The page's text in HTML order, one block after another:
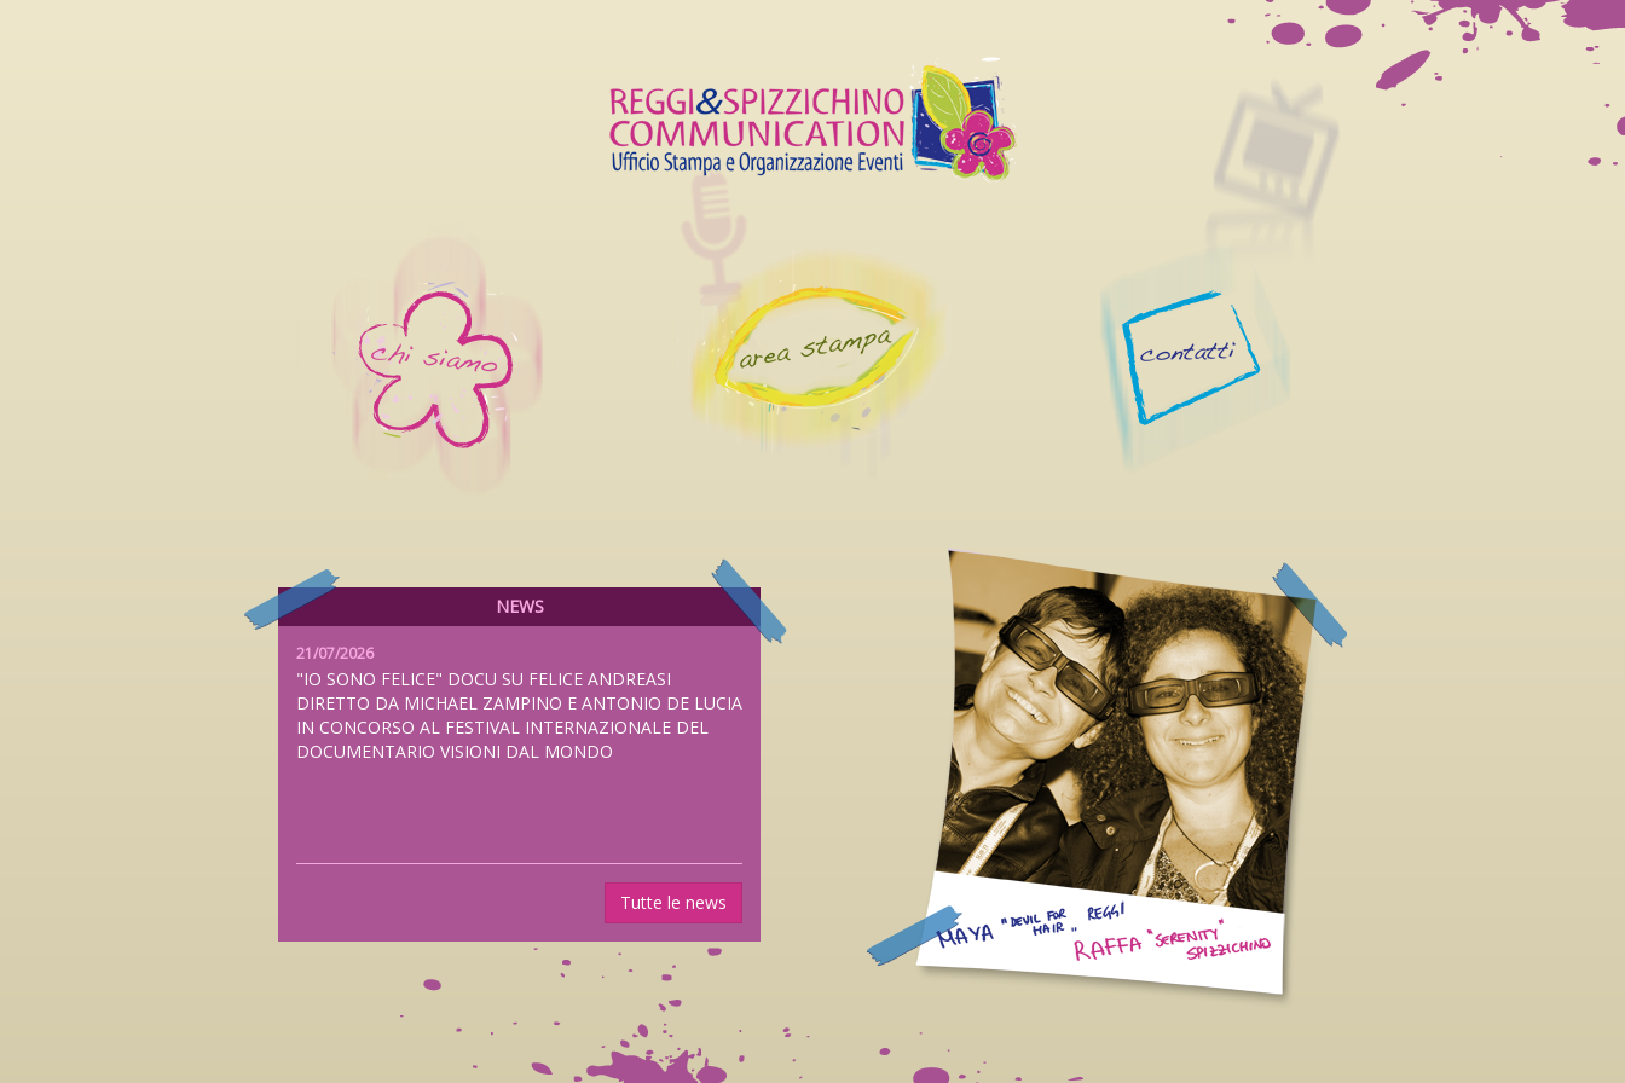
NEWS
21/07/2026
"IO SONO FELICE" DOCU SU FELICE ANDREASI
DIRETTO DA MICHAEL ZAMPINO E ANTONIO DE LUCIA
IN CONCORSO AL FESTIVAL INTERNAZIONALE DEL
DOCUMENTARIO VISIONI DAL MONDO
20/07/2026
"THE NAMELESS BALLAD", NUOVO HORROR DI
FEDERICO ZAMPAGLIONE PRESENTATO IN
ANTEPRIMA MONDIALE AL TUBI FRIGHTFEST DI
LONDRA E NELLE SALE ITALIANE DAL 5 NOVEMBRE
2026, DISTRIBUITO DA FILMCLUB DISTRIBUZIONE.
Tutte le news